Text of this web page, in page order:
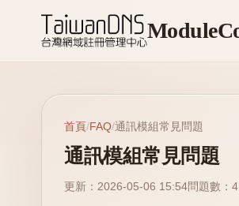
首頁/FAQ/通訊模組常見問題
通訊模組常見問題
更新：2026-05-06 15:54問題數：4